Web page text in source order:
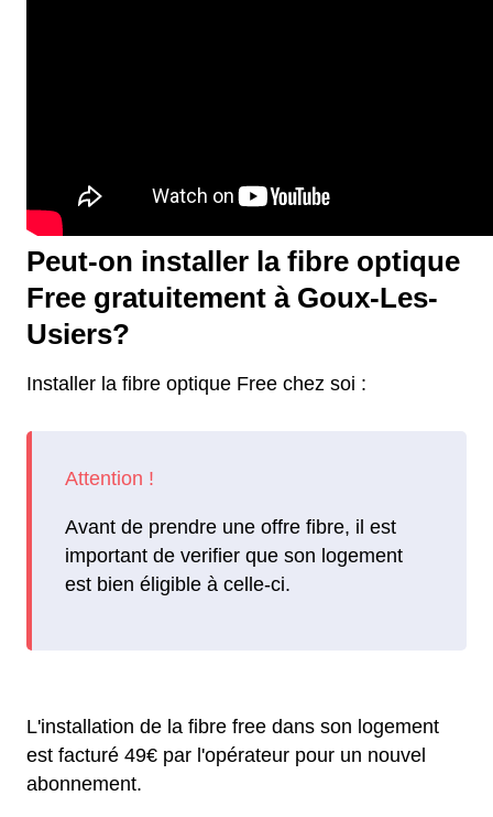
Peut-on installer la fibre optique
Free gratuitement à Goux-Les-
Usiers?
Installer la fibre optique Free chez soi :
Avant de prendre une offre fibre, il est
important de verifier que son logement
est bien éligible à celle-ci.
L'installation de la fibre free dans son logement
est facturé 49€ par l'opérateur pour un nouvel
abonnement.